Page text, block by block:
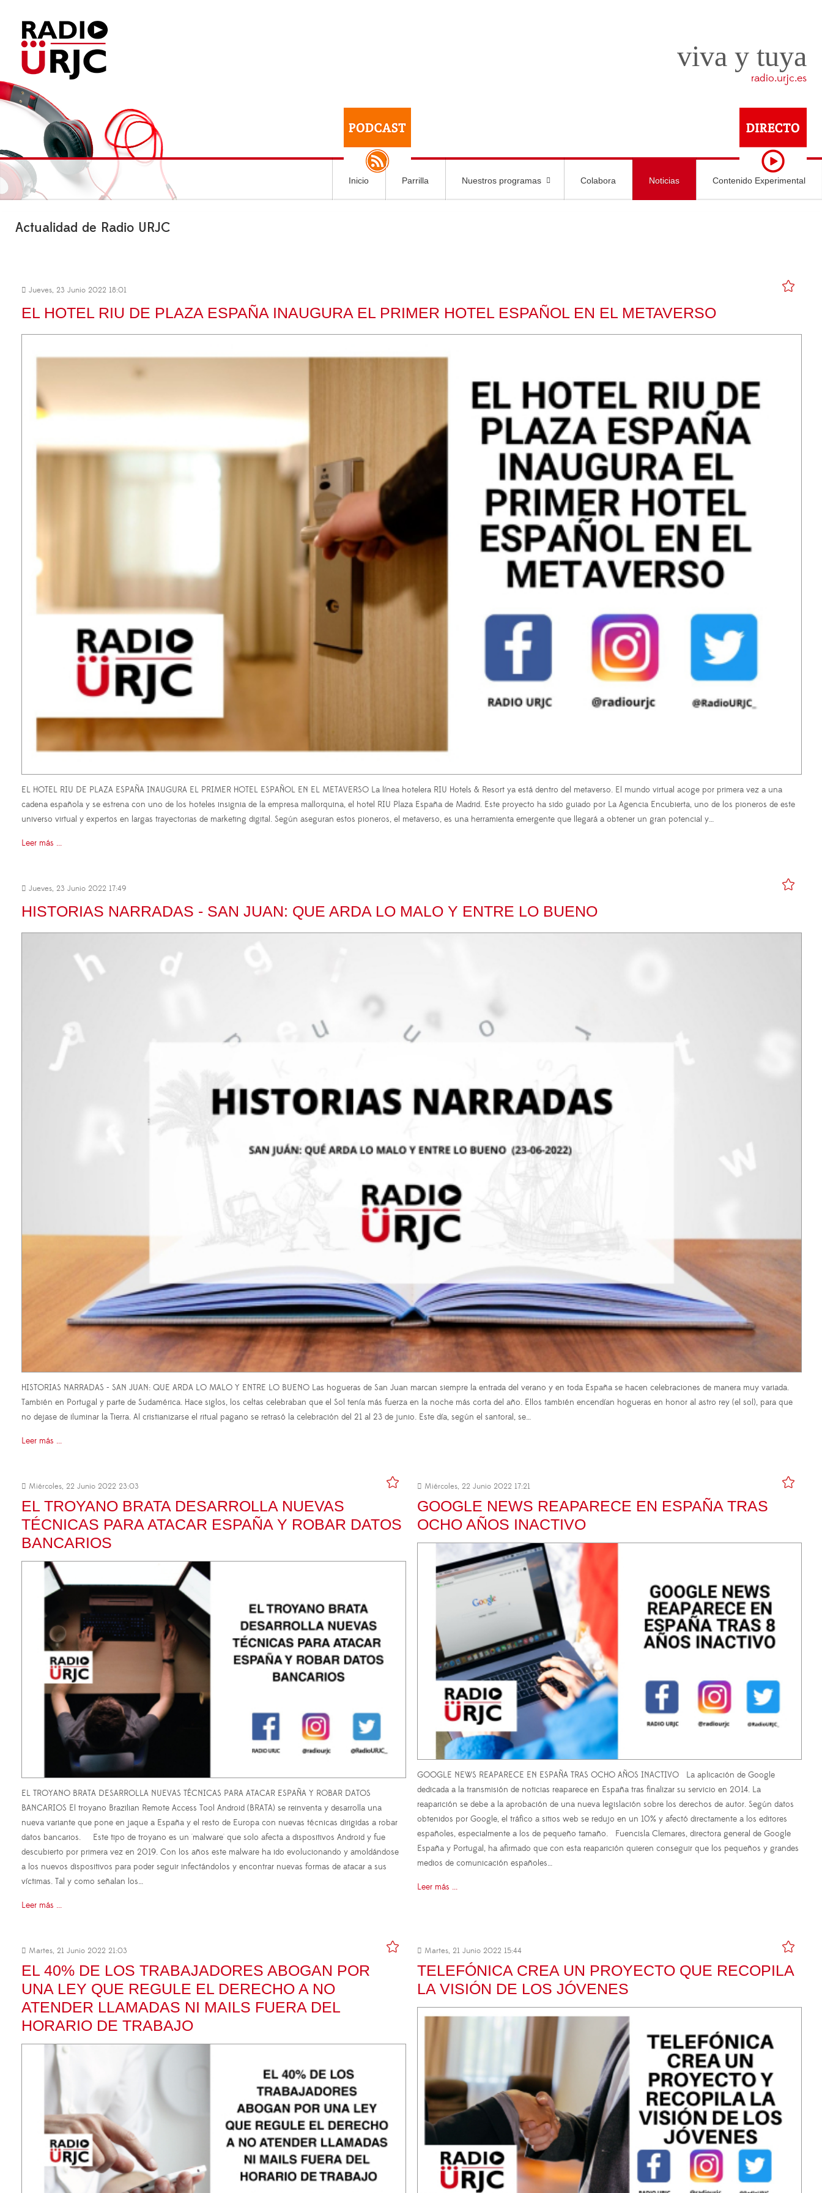
viva y tuya
radio.urjc.es
Inicio Parrilla Nuestros programas Colabora Noticias Contenido Experimental
Actualidad de Radio URJC
Jueves, 23 Junio 2022 18:01
EL HOTEL RIU DE PLAZA ESPAÑA INAUGURA EL PRIMER HOTEL ESPAÑOL EN EL METAVERSO
EL HOTEL RIU DE PLAZA ESPAÑA INAUGURA EL PRIMER HOTEL ESPAÑOL EN EL METAVERSO La línea hotelera RIU Hotels & Resort ya está dentro del metaverso. El mundo virtual acoge por primera vez a una
cadena española y se estrena con uno de los hoteles insignia de la empresa mallorquina, el hotel RIU Plaza España de Madrid. Este proyecto ha sido guiado por La Agencia Encubierta, uno de los pioneros de este
universo virtual y expertos en largas trayectorias de marketing digital. Según aseguran estos pioneros, el metaverso, es una herramienta emergente que llegará a obtener un gran potencial y…
Leer más ...
Jueves, 23 Junio 2022 17:49
HISTORIAS NARRADAS - SAN JUAN: QUE ARDA LO MALO Y ENTRE LO BUENO
HISTORIAS NARRADAS - SAN JUAN: QUE ARDA LO MALO Y ENTRE LO BUENO Las hogueras de San Juan marcan siempre la entrada del verano y en toda España se hacen celebraciones de manera muy variada.
También en Portugal y parte de Sudamérica. Hace siglos, los celtas celebraban que el Sol tenía más fuerza en la noche más corta del año. Ellos también encendían hogueras en honor al astro rey (el sol), para que
no dejase de iluminar la Tierra. Al cristianizarse el ritual pagano se retrasó la celebración del 21 al 23 de junio. Este día, según el santoral, se…
Leer más ...
Miércoles, 22 Junio 2022 23:03
EL TROYANO BRATA DESARROLLA NUEVAS
TÉCNICAS PARA ATACAR ESPAÑA Y ROBAR DATOS
BANCARIOS
EL TROYANO BRATA DESARROLLA NUEVAS TÉCNICAS PARA ATACAR ESPAÑA Y ROBAR DATOS
BANCARIOS El troyano Brazilian Remote Access Tool Android (BRATA) se reinventa y desarrolla una
nueva variante que pone en jaque a España y el resto de Europa con nuevas técnicas dirigidas a robar
datos bancarios. Este tipo de troyano es un 'malware' que solo afecta a dispositivos Android y fue
descubierto por primera vez en 2019. Con los años este malware ha ido evolucionando y amoldándose
a los nuevos dispositivos para poder seguir infectándolos y encontrar nuevas formas de atacar a sus
víctimas. Tal y como señalan los…
Leer más ...
Miércoles, 22 Junio 2022 17:21
GOOGLE NEWS REAPARECE EN ESPAÑA TRAS
OCHO AÑOS INACTIVO
GOOGLE NEWS REAPARECE EN ESPAÑA TRAS OCHO AÑOS INACTIVO La aplicación de Google
dedicada a la transmisión de noticias reaparece en España tras finalizar su servicio en 2014. La
reaparición se debe a la aprobación de una nueva legislación sobre los derechos de autor. Según datos
obtenidos por Google, el tráfico a sitios web se redujo en un 10% y afectó directamente a los editores
españoles, especialmente a los de pequeño tamaño. Fuencisla Clemares, directora general de Google
España y Portugal, ha afirmado que con esta reaparición quieren conseguir que los pequeños y grandes
medios de comunicación españoles…
Leer más ...
Martes, 21 Junio 2022 21:03
EL 40% DE LOS TRABAJADORES ABOGAN POR
UNA LEY QUE REGULE EL DERECHO A NO
ATENDER LLAMADAS NI MAILS FUERA DEL
HORARIO DE TRABAJO
Martes, 21 Junio 2022 15:44
TELEFÓNICA CREA UN PROYECTO QUE RECOPILA
LA VISIÓN DE LOS JÓVENES